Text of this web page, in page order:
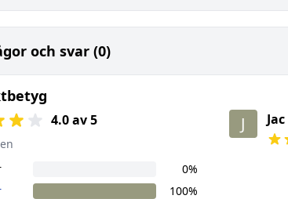
och svar (0)
4.0 av 5
0%
100%
J Jac